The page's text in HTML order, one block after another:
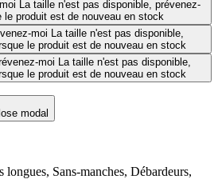
La taille n'est pas disponible, prévenez-
le produit est de nouveau en stock
moi La taille n'est pas disponible,
le produit est de nouveau en stock
moi La taille n'est pas disponible,
le produit est de nouveau en stock
modal
longues, Sans-manches, Débardeurs,